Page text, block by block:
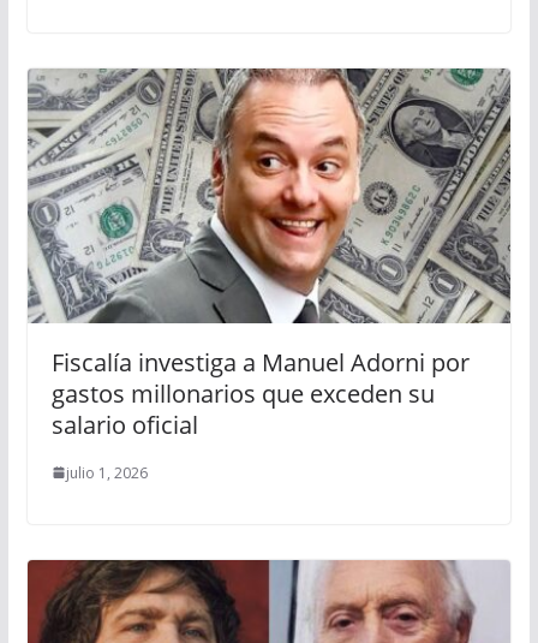
Fiscalía investiga a Manuel Adorni por
gastos millonarios que exceden su
salario oficial
julio 1, 2026